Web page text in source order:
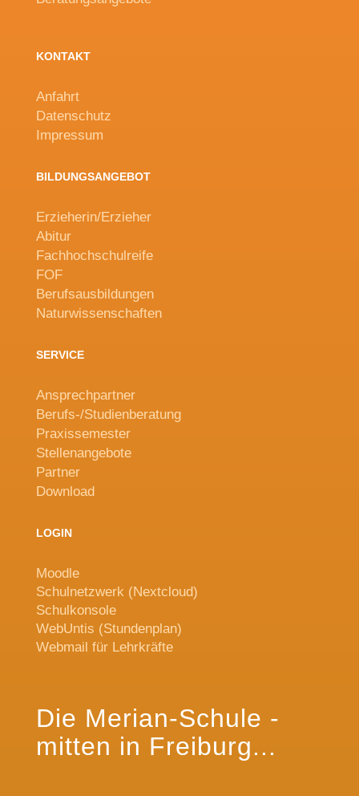
KONTAKT
Anfahrt
Datenschutz
Impressum
BILDUNGSANGEBOT
Erzieherin/Erzieher
Abitur
Fachhochschulreife
FOF
Berufsausbildungen
Naturwissenschaften
SERVICE
Ansprechpartner
Berufs-/Studienberatung
Praxissemester
Stellenangebote
Partner
Download
LOGIN
Moodle
Schulnetzwerk (Nextcloud)
Schulkonsole
WebUntis (Stundenplan)
Webmail für Lehrkräfte
Die Merian-Schule -
mitten in Freiburg...